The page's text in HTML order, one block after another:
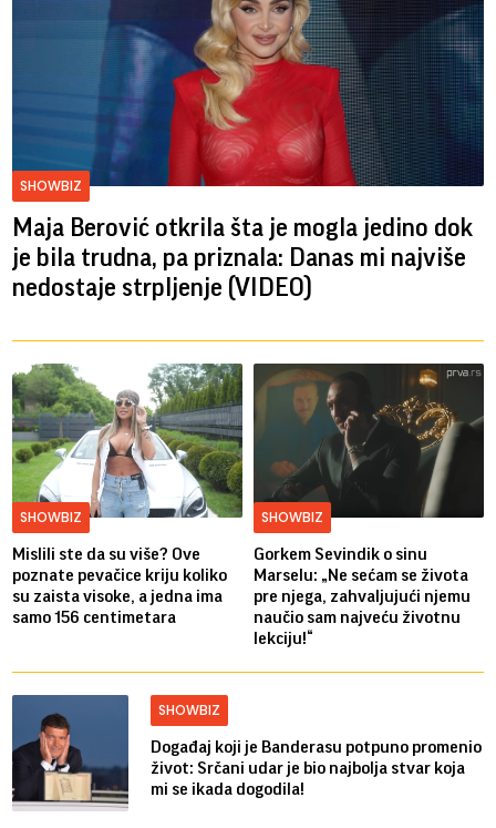
SHOWBIZ
Maja Berović otkrila šta je mogla jedino dok
je bila trudna, pa priznala: Danas mi najviše
nedostaje strpljenje (VIDEO)
SHOWBIZ
Mislili ste da su više? Ove
poznate pevačice kriju koliko
su zaista visoke, a jedna ima
samo 156 centimetara
SHOWBIZ
Gorkem Sevindik o sinu
Marselu: „Ne sećam se života
pre njega, zahvaljujući njemu
naučio sam najveću životnu
lekciju!“
SHOWBIZ
Događaj koji je Banderasu potpuno promenio
život: Srčani udar je bio najbolja stvar koja
mi se ikada dogodila!